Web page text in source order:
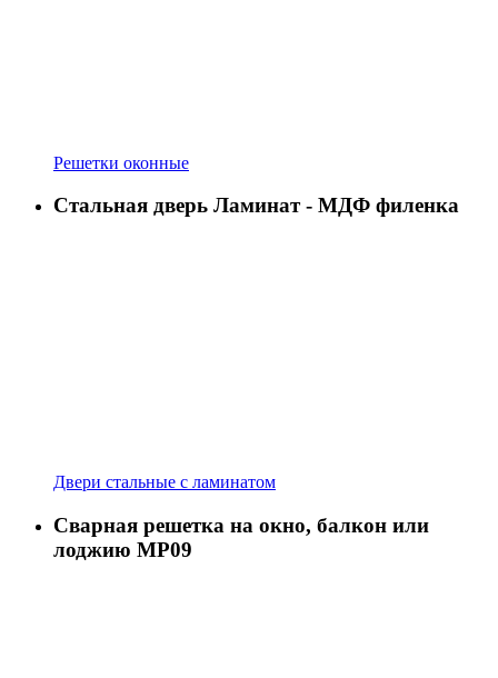
Решетки оконные
Стальная дверь Ламинат - МДФ филенка
Двери стальные с ламинатом
Сварная решетка на окно, балкон или
лоджию МР09